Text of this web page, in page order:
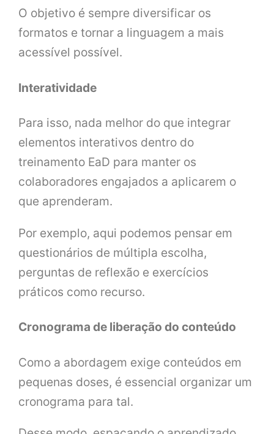
O objetivo é sempre diversificar os
formatos e tornar a linguagem a mais
acessível possível.
Interatividade
Para isso, nada melhor do que integrar
elementos interativos dentro do
treinamento EaD para manter os
colaboradores engajados a aplicarem o
que aprenderam.
Por exemplo, aqui podemos pensar em
questionários de múltipla escolha,
perguntas de reflexão e exercícios
práticos como recurso.
Cronograma de liberação do conteúdo
Como a abordagem exige conteúdos em
pequenas doses, é essencial organizar um
cronograma para tal.